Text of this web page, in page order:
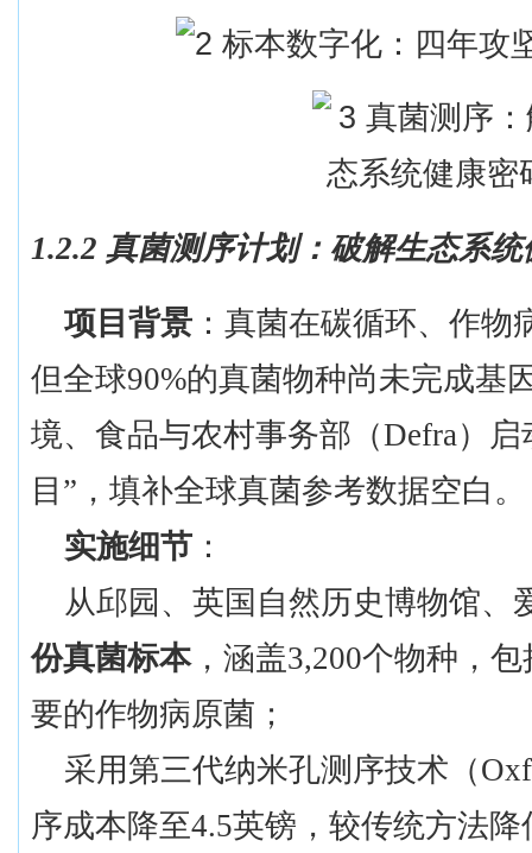
1.2.2 真菌测序计划：破解生态系
项目背景 ：真菌在碳循环、作
但全球90%的真菌物种尚未完成基
境、食品与农村事务部（Defra）
目”，填补全球真菌参考数据空白。
实施细节 ：
从邱园、英国自然历史博物馆、
份真菌标本，涵盖3,200个物种，
要的作物病原菌；
采用第三代纳米孔测序技术（
序成本降至4.5英镑，较传统方法降